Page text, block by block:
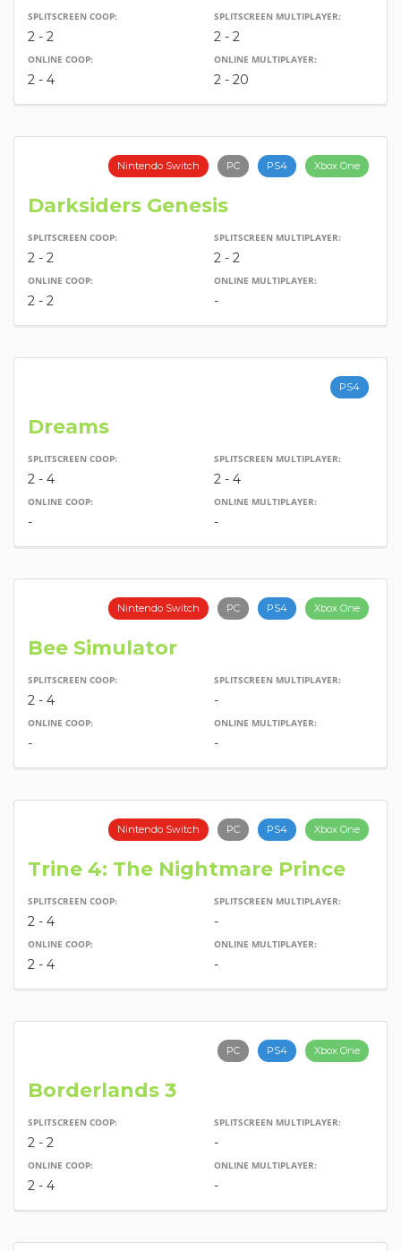
SPLITSCREEN COOP:
2 - 2
SPLITSCREEN MULTIPLAYER:
2 - 2
ONLINE COOP:
2 - 4
ONLINE MULTIPLAYER:
2 - 20
Nintendo Switch PC PS4 Xbox One
Darksiders Genesis
SPLITSCREEN COOP:
2 - 2
SPLITSCREEN MULTIPLAYER:
2 - 2
ONLINE COOP:
2 - 2
ONLINE MULTIPLAYER:
-
PS4
Dreams
SPLITSCREEN COOP:
2 - 4
SPLITSCREEN MULTIPLAYER:
2 - 4
ONLINE COOP:
-
ONLINE MULTIPLAYER:
-
Nintendo Switch PC PS4 Xbox One
Bee Simulator
SPLITSCREEN COOP:
2 - 4
SPLITSCREEN MULTIPLAYER:
-
ONLINE COOP:
-
ONLINE MULTIPLAYER:
-
Nintendo Switch PC PS4 Xbox One
Trine 4: The Nightmare Prince
SPLITSCREEN COOP:
2 - 4
SPLITSCREEN MULTIPLAYER:
-
ONLINE COOP:
2 - 4
ONLINE MULTIPLAYER:
-
PC PS4 Xbox One
Borderlands 3
SPLITSCREEN COOP:
2 - 2
SPLITSCREEN MULTIPLAYER:
-
ONLINE COOP:
2 - 4
ONLINE MULTIPLAYER:
-